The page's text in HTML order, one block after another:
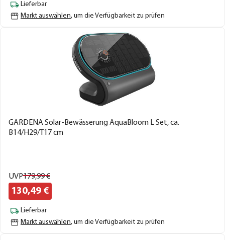
Lieferbar
Markt auswählen, um die Verfügbarkeit zu prüfen
GARDENA Solar-Bewässerung AquaBloom L Set, ca.
B14/H29/T17 cm
UVP179,99€
130,49 €
Lieferbar
Markt auswählen, um die Verfügbarkeit zu prüfen